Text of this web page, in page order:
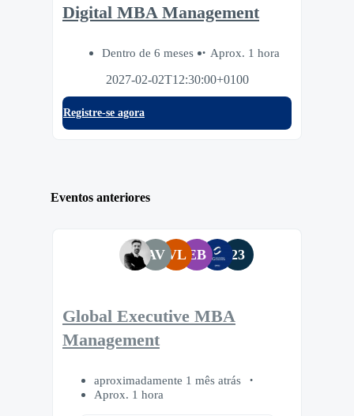
Digital MBA Management
Dentro de 6 meses
Aprox. 1 hora
2027-02-02T12:30:00+0100
Registre-se agora
Eventos anteriores
AV VL EB 23
Global Executive MBA
Management
aproximadamente 1 mês atrás
Aprox. 1 hora